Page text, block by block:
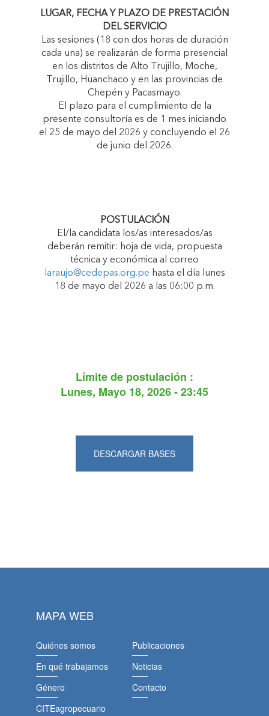
LUGAR, FECHA Y PLAZO DE PRESTACIÓN
DEL SERVICIO
Las sesiones (18 con dos horas de duración
cada una) se realizarán de forma presencial
en los distritos de Alto Trujillo, Moche,
Trujillo, Huanchaco y en las provincias de
Chepén y Pacasmayo.
El plazo para el cumplimiento de la
presente consultoría es de 1 mes iniciando
el 25 de mayo del 2026 y concluyendo el 26
de junio del 2026.
POSTULACIÓN
El/la candidata los/as interesados/as
deberán remitir: hoja de vida, propuesta
técnica y económica al correo
laraujo@cedepas.org.pe hasta el día lunes
18 de mayo del 2026 a las 06:00 p.m.
Límite de postulación :
Lunes, Mayo 18, 2026 - 23:45
DESCARGAR BASES
MAPA WEB
Quiénes somos
En qué trabajamos
Género
CITEagropecuario
Publicaciones
Noticias
Contacto